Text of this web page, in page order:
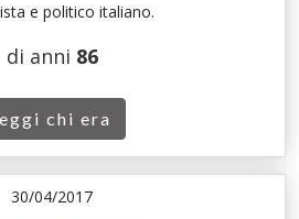
e politico italiano.
di anni 86
chi era
30/04/2017